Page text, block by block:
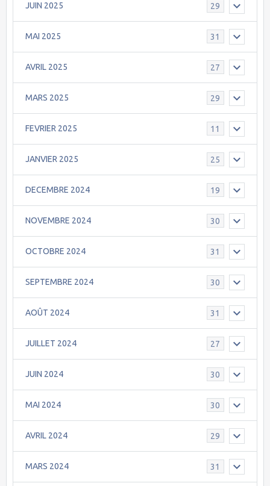
JUIN 2025 29
MAI 2025 31
AVRIL 2025 27
MARS 2025 29
FEVRIER 2025 11
JANVIER 2025 25
DECEMBRE 2024 19
NOVEMBRE 2024 30
OCTOBRE 2024 31
SEPTEMBRE 2024 30
AOÛT 2024 31
JUILLET 2024 27
JUIN 2024 30
MAI 2024 30
AVRIL 2024 29
MARS 2024 31